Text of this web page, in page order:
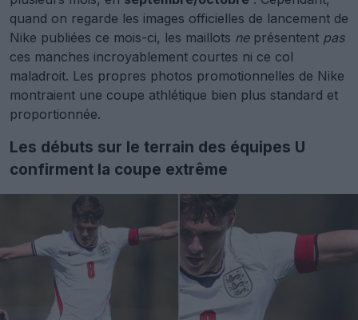
quand on regarde les images officielles de lancement de
Nike publiées ce mois-ci, les maillots neprésentent pas
ces manches incroyablement courtes ni ce col
maladroit. Les propres photos promotionnelles de Nike
montraient une coupe athlétique bien plus standard et
proportionnée.
Les débuts sur le terrain des équipes U
confirment la coupe extrême